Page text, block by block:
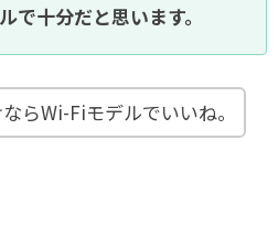
で十分だと思います。
らWi-Fiモデルでいいね。